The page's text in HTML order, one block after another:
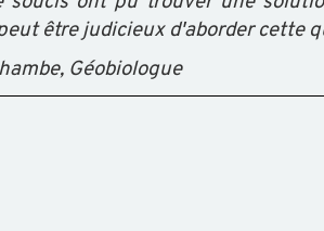
être judicieux d'aborder cette
Géobiologue